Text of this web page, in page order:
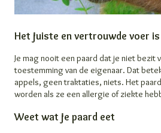
Het juiste en vertrouwde voer
Je mag nooit een paard dat je niet bezit
toestemming van de eigenaar. Dat
appels, geen traktaties, niets. Het
worden als ze een allergie of ziekte
Weet wat je paard eet